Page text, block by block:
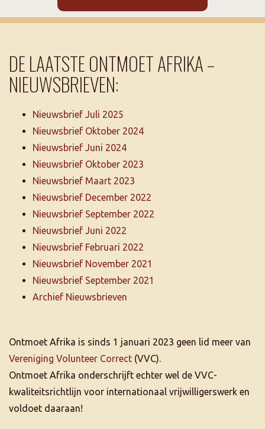
DE LAATSTE ONTMOET AFRIKA –
NIEUWSBRIEVEN:
Nieuwsbrief Juli 2025
Nieuwsbrief Oktober 2024
Nieuwsbrief Juni 2024
Nieuwsbrief Oktober 2023
Nieuwsbrief Maart 2023
Nieuwsbrief December 2022
Nieuwsbrief September 2022
Nieuwsbrief Juni 2022
Nieuwsbrief Februari 2022
Nieuwsbrief November 2021
Nieuwsbrief September 2021
Archief Nieuwsbrieven
Ontmoet Afrika is sinds 1 januari 2023 geen lid meer van
Vereniging Volunteer Correct (VVC).
Ontmoet Afrika onderschrijft echter wel de VVC-
kwaliteitsrichtlijn voor internationaal vrijwilligerswerk en
voldoet daaraan!